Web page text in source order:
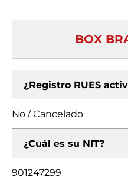
BOX
¿Registro RUES
No / Cancelado
¿Cuál es su NIT?
901247299